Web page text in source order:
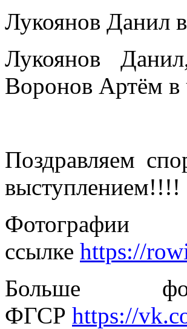
Лукоянов Данил
Лукоянов
Воронов Артём в
Поздравляем
выступлением!!!!
ссылке https://
Больше
ФГСР https://